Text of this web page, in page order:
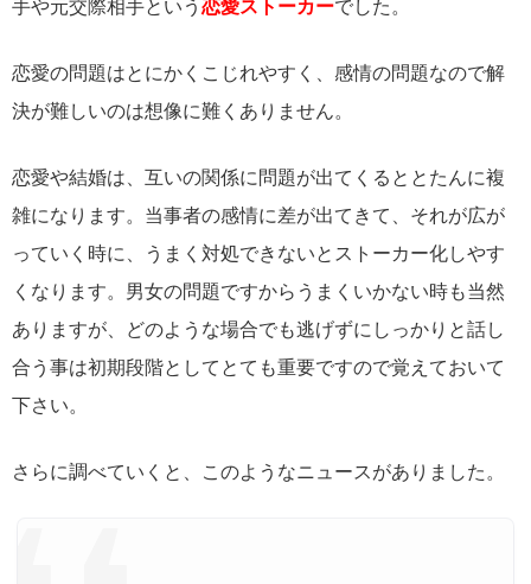
手や元交際相手という恋愛ストーカーでした。
恋愛の問題はとにかくこじれやすく、感情の問題なので解
決が難しいのは想像に難くありません。
恋愛や結婚は、互いの関係に問題が出てくるととたんに複
雑になります。当事者の感情に差が出てきて、それが広が
っていく時に、うまく対処できないとストーカー化しやす
くなります。男女の問題ですからうまくいかない時も当然
ありますが、どのような場合でも逃げずにしっかりと話し
合う事は初期段階としてとても重要ですので覚えておいて
下さい。
さらに調べていくと、このようなニュースがありました。